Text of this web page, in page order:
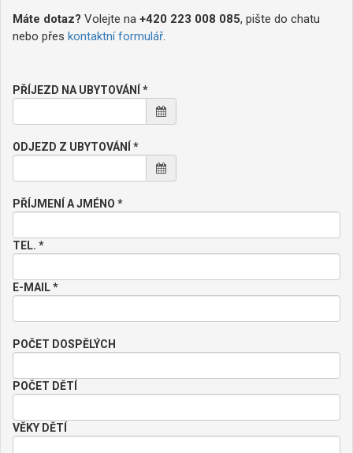
Máte dotaz? Volejte na +420 223 008 085, pište do chatu
nebo přes kontaktní formulář.
PŘÍJEZD NA UBYTOVÁNÍ *
ODJEZD Z UBYTOVÁNÍ *
PŘÍJMENÍ A JMÉNO *
TEL. *
E-MAIL *
POČET DOSPĚLÝCH
POČET DĚTÍ
VĚKY DĚTÍ